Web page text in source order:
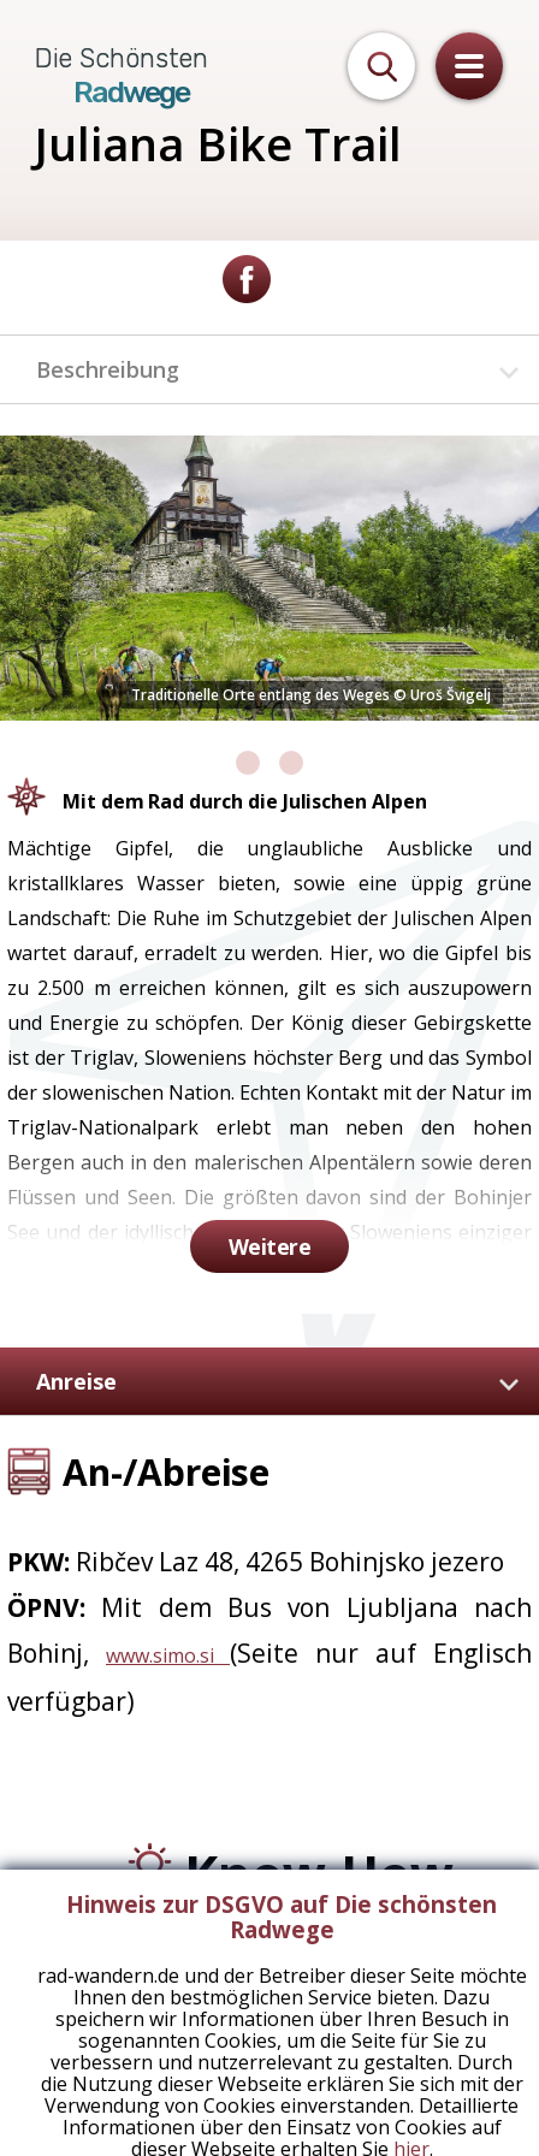
Die Schönsten
Radwege
Juliana Bike Trail
Beschreibung
Traditionelle Orte entlang des Weges © Uroš Švigelj
Mit dem Rad durch die Julischen Alpen
Mächtige Gipfel, die unglaubliche Ausblicke und
kristallklares Wasser bieten, sowie eine üppig grüne
Landschaft: Die Ruhe im Schutzgebiet der Julischen Alpen
wartet darauf, erradelt zu werden. Hier, wo die Gipfel bis
zu 2.500 m erreichen können, gilt es sich auszupowern
und Energie zu schöpfen. Der König dieser Gebirgskette
ist der Triglav, Sloweniens höchster Berg und das Symbol
der slowenischen Nation. Echten Kontakt mit der Natur im
Triglav-Nationalpark erlebt man neben den hohen
Bergen auch in den malerischen Alpentälern sowie deren
Flüssen und Seen. Die größten davon sind der Bohinjer
See und der idyllische Bleder See mit Sloweniens einziger
natürlicher Insel. Der Juliana Bike Trail folgt der
Sehenswürdigkeiten:Bohinjer See • St.-Johannes-Kirche
• Moore von Pokljuka • Vršič-Pass • das Triglav-
Nationalparkzentrum • Quelle des Soča-Flusses • Bovec •
Soriška Planina
Bett+Bike-Gastgeber am Weg • durchgehende
Beschilderung in beide Richtungen • Fahrrad-Rastplätze •
Anschlussmöglichkeiten an weitere Radwege • E-Bike-
Verleih • E-Bike-Tankstellen vorhanden
The Julian Alps Booking Centre
explore@julian-alps.com
Weitere
Anreise
An-/Abreise
PKW: Ribčev Laz 48, 4265 Bohinjsko jezero
ÖPNV: Mit dem Bus von Ljubljana nach
Bohinj,
www.simo.si (Seite nur auf Englisch
verfügbar)
Know-How
Die schönsten Radwege
250-500 km
6 Tourenvorschläge
Hinweis zur DSGVO auf Die schönsten
Radwege
rad-wandern.de und der Betreiber dieser Seite möchte
Ihnen den bestmöglichen Service bieten. Dazu
speichern wir Informationen über Ihren Besuch in
sogenannten Cookies, um die Seite für Sie zu
verbessern und nutzerrelevant zu gestalten. Durch
die Nutzung dieser Webseite erklären Sie sich mit der
Verwendung von Cookies einverstanden. Detaillierte
Informationen über den Einsatz von Cookies auf
dieser Webseite erhalten Sie hier.